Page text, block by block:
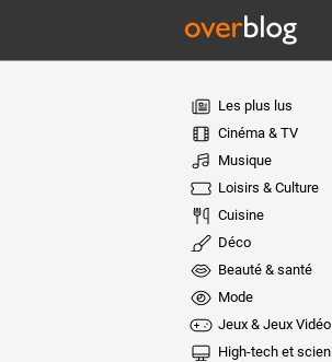
Les plus lus
Cinéma & TV
Musique
Loisirs & Culture
Cuisine
Déco
Beauté & santé
Mode
Jeux & Jeux Vidéo
High-tech et sciences